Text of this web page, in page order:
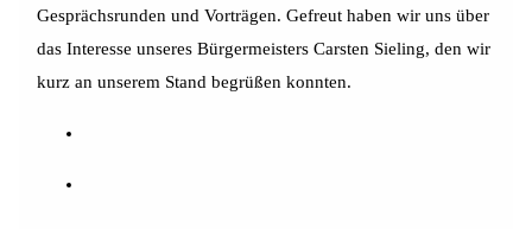
Gesprächsrunden und Vorträgen. Gefreut haben wir uns über
das Interesse unseres Bürgermeisters Carsten Sieling, den wir
kurz an unserem Stand begrüßen konnten.